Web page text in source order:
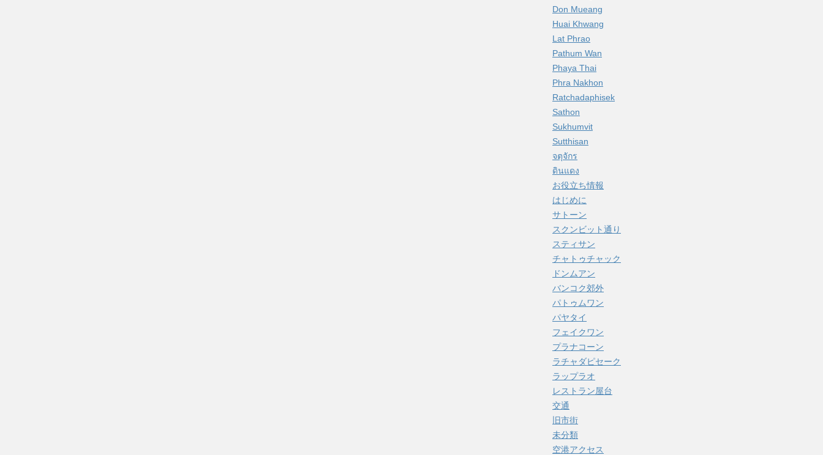
Don Mueang
Huai Khwang
Lat Phrao
Pathum Wan
Phaya Thai
Phra Nakhon
Ratchadaphisek
Sathon
Sukhumvit
Sutthisan
จตุจักร
ดินแดง
お役立ち情報
はじめに
サトーン
スクンビット通り
スティサン
チャトゥチャック
ドンムアン
バンコク郊外
パトゥムワン
パヤタイ
フェイクワン
プラナコーン
ラチャダピセーク
ラップラオ
レストラン屋台
交通
旧市街
未分類
空港アクセス